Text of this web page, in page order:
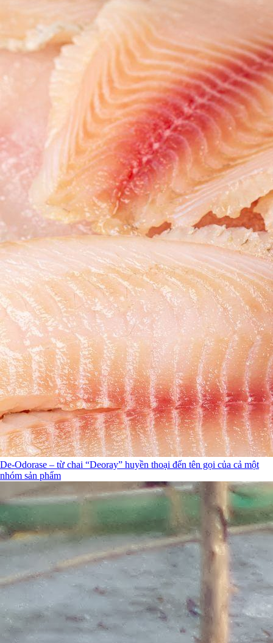
De-Odorase – từ chai “Deoray” huyền thoại đến tên gọi của cả một
nhóm sản phẩm